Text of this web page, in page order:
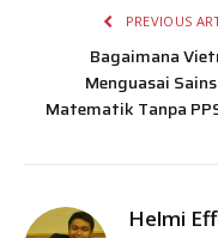
PREVIOUS
Bagaimana
Menguasai
Matematik Tanpa
Helmi